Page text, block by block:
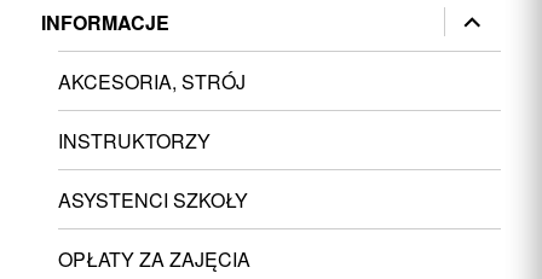
INFORMACJE rozwiń
menu
potomne
AKCESORIA, STRÓJ
INSTRUKTORZY
ASYSTENCI SZKOŁY
OPŁATY ZA ZAJĘCIA